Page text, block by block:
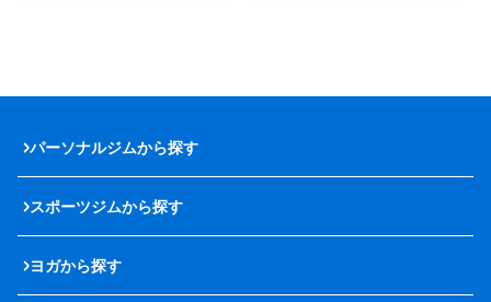
パーソナルジムから探す
スポーツジムから探す
ヨガから探す